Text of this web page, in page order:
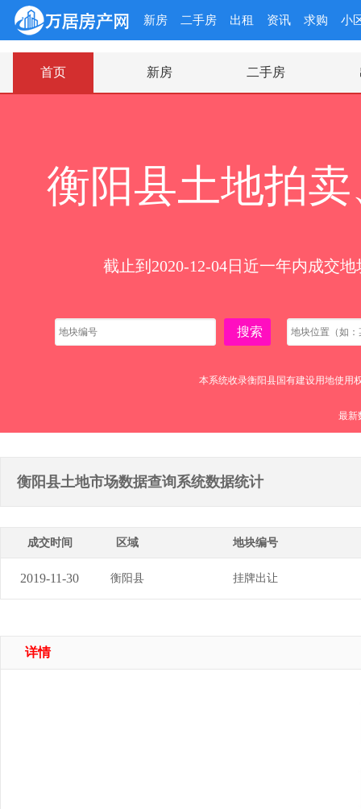
新房 二手房 出租 资讯 求购 小
首页 新房 二手房
衡阳县土地拍
截止到2020-12-04日近一年内成交地
搜索
本系统收录衡阳县国有建设用地使用
最新
衡阳县土地市场数据查询系统数据统计
成交时间 区域 地块编号
2019-11-30 衡阳县 挂牌出让
详情